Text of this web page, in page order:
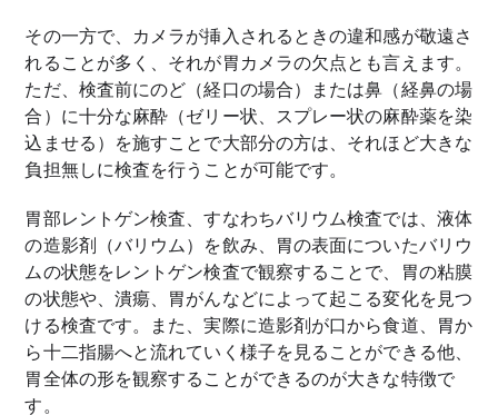
その一方で、カメラが挿入されるときの違和感が敬遠さ
れることが多く、それが胃カメラの欠点とも言えます。
ただ、 検査前にのど（経口の場合）または鼻（経鼻の場
合）に十分な麻酔（ゼリー状、スプレー状の麻酔薬を染
込ませる）を施すことで大部分の方は、それほど大きな
負担無しに検査を行うことが可能です。
胃部レントゲン検査、すなわちバリウム検査では、液体
の造影剤（バリウム）を飲み、胃の表面についたバリウ
ムの状態をレントゲン検査で観察することで、胃の粘膜
の状態や、潰瘍、胃がんなどによって起こる変化を見つ
ける検査です。また、実際に造影剤が口から食道、胃か
ら十二指腸へと流れていく様子を見ることができる他、
胃全体の形を観察することができるのが大きな特徴で
す。